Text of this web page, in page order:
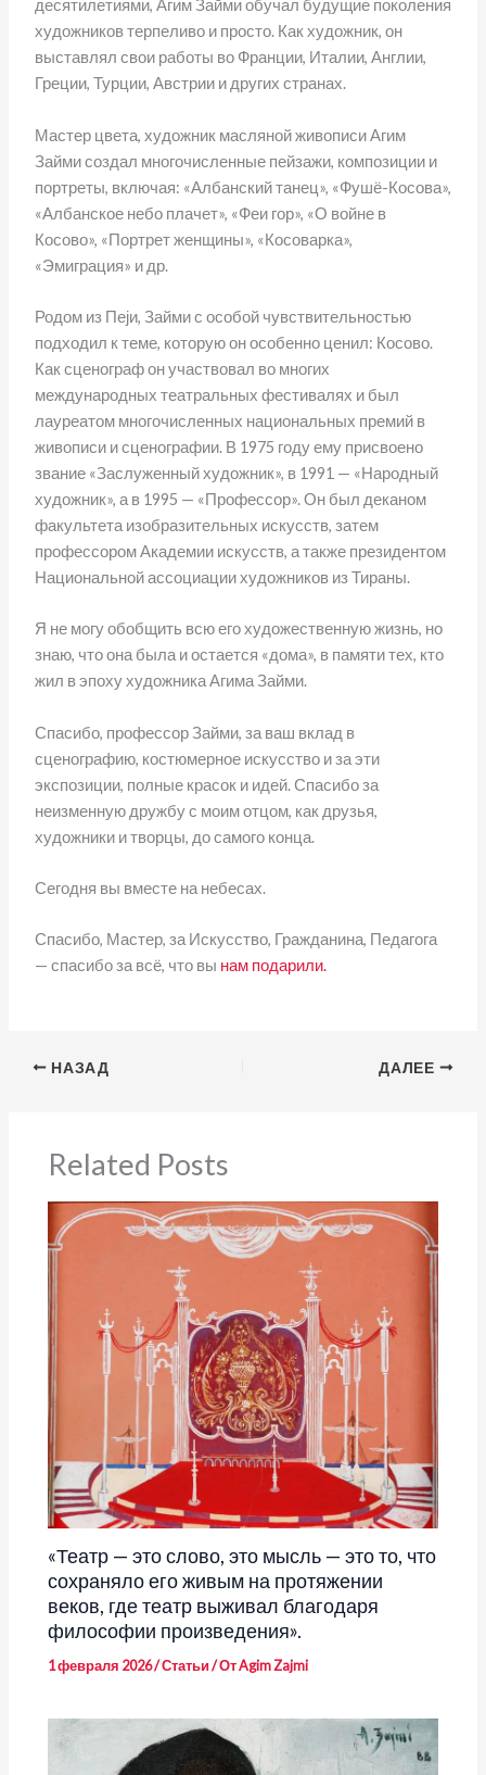
десятилетиями, Агим Займи обучал будущие поколения
художников терпеливо и просто. Как художник, он
выставлял свои работы во Франции, Италии, Англии,
Греции, Турции, Австрии и других странах.
Мастер цвета, художник масляной живописи Агим
Займи создал многочисленные пейзажи, композиции и
портреты, включая: «Албанский танец», «Фушё-Косова»,
«Албанское небо плачет», «Феи гор», «О войне в
Косово», «Портрет женщины», «Косоварка»,
«Эмиграция» и др.
Родом из Пеји, Займи с особой чувствительностью
подходил к теме, которую он особенно ценил: Косово.
Как сценограф он участвовал во многих
международных театральных фестивалях и был
лауреатом многочисленных национальных премий в
живописи и сценографии. В 1975 году ему присвоено
звание «Заслуженный художник», в 1991 — «Народный
художник», а в 1995 — «Профессор». Он был деканом
факультета изобразительных искусств, затем
профессором Академии искусств, а также президентом
Национальной ассоциации художников из Тираны.
Я не могу обобщить всю его художественную жизнь, но
знаю, что она была и остается «дома», в памяти тех, кто
жил в эпоху художника Агима Займи.
Спасибо, профессор Займи, за ваш вклад в
сценографию, костюмерное искусство и за эти
экспозиции, полные красок и идей. Спасибо за
неизменную дружбу с моим отцом, как друзья,
художники и творцы, до самого конца.
Сегодня вы вместе на небесах.
Спасибо, Мастер, за Искусство, Гражданина, Педагога
— спасибо за всё, что вы нам подарили.
НАЗАД ДАЛЕЕ
Related Posts
«Театр — это слово, это мысль — это то, что
сохраняло его живым на протяжении
веков, где театр выживал благодаря
философии произведения».
1 февраля 2026/Статьи/ ОтAgim Zajmi